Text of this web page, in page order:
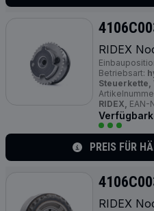
RIDEX
Betriebsart:
Steuerkette,
RIDEX, EAN-
PREIS FÜR
RIDEX